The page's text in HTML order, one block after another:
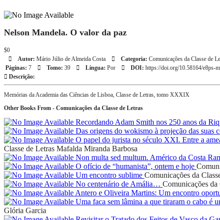
Nelson Mandela. O valor da paz
$0
Autor: Mário Júlio de Almeida Costa Categoria: Comunicações da Classe de
Páginas: 7 Tomo: 39 Língua: Por DOI: https://doi.org/10.58164/e8ps-
Descrição:
Memórias da Academia das Ciências de Lisboa, Classe de Letras, tomo XXXIX
Other Books From - Comunicações da Classe de Letras
Recordando Adam Smith nos 250 anos da
Das origens do wokismo à projeção das suas
O papel do jurista no século XXI. Entre a
Classe de Letras Mafalda Miranda Barbosa
Non multa sed multum. Américo da Costa
O ofício de “humanista”, ontem e hoje
Um encontro sublime Comunicações da
No centenário de Amália… Comunicações da
Antero e Oliveira Martins: Um encontro
Uma faca sem lâmina a que tiraram o cabo é
Glória Garcia